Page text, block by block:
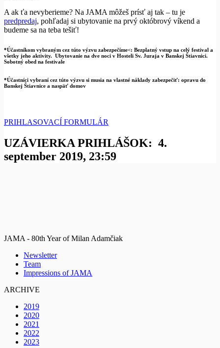
A ak ťa nevyberieme? Na JAMA môžeš prísť aj tak – tu je
predpredaj, pohľadaj si ubytovanie na prvý októbrový víkend a
budeme sa na teba tešiť!
*Účastníkom vybraným cez túto výzvu zabezpečíme<: Bezplatný vstup na celý festival a
všetky jeho aktivity. Ubytovanie na dve noci v Hosteli Sv. Juraja v Banskej Štiavnici.
Sobotný obed na festivale
*Účastníci vybraní cez túto výzvu si musia na vlastné náklady zabezpečiť: opravu do
Banskej Štiavnice a naspäť domov
PRIHLASOVACÍ FORMULÁR
UZÁVIERKA PRIHLÁŠOK: 4.
september 2019, 23:59
JAMA - 80th Year of Milan Adamčiak
Newsletter
Team
Impressions of JAMA
ARCHIVE
2019
2020
2021
2022
2023